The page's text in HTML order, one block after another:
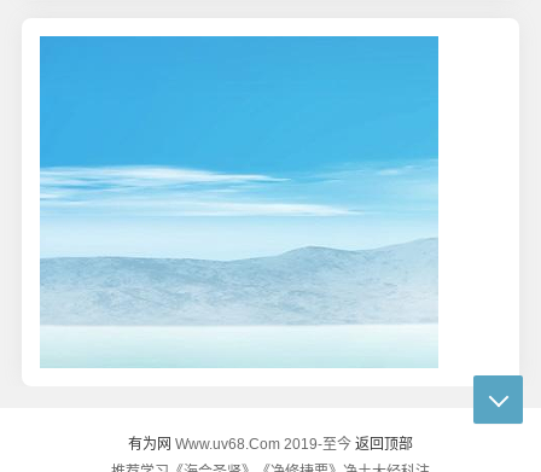
有为网 Www.uv68.Com 2019-至今 返回顶部